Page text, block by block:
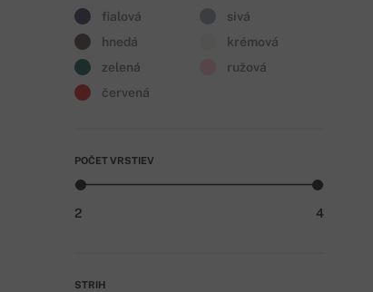
fialová
sivá
hnedá
krémová
zelená
ružová
červená
POČET VRSTIEV
2 4
STRIH